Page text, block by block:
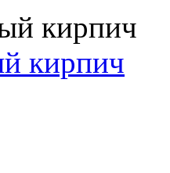
кирпич